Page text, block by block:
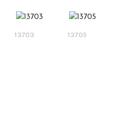
13703 13705